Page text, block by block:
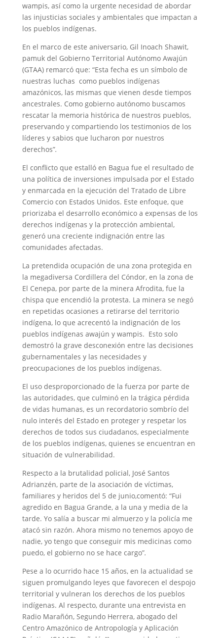
wampis, así como la urgente necesidad de abordar
las injusticias sociales y ambientales que impactan a
los pueblos indígenas.
En el marco de este aniversario, Gil Inoach Shawit,
pamuk del Gobierno Territorial Autónomo Awajún
(GTAA) remarcó que: “Esta fecha es un símbolo de
nuestras luchas como pueblos indígenas
amazónicos, las mismas que vienen desde tiempos
ancestrales. Como gobierno autónomo buscamos
rescatar la memoria histórica de nuestros pueblos,
preservando y compartiendo los testimonios de los
líderes y sabios que lucharon por nuestros
derechos”.
El conflicto que estalló en Bagua fue el resultado de
una política de inversiones impulsada por el Estado
y enmarcada en la ejecución del Tratado de Libre
Comercio con Estados Unidos. Este enfoque, que
priorizaba el desarrollo económico a expensas de los
derechos indígenas y la protección ambiental,
generó una creciente indignación entre las
comunidades afectadas.
La pretendida ocupación de una zona protegida en
la megadiversa Cordillera del Cóndor, en la zona de
El Cenepa, por parte de la minera Afrodita, fue la
chispa que encendió la protesta. La minera se negó
en repetidas ocasiones a retirarse del territorio
indígena, lo que acrecentó la indignación de los
pueblos indígenas awajún y wampis. Esto solo
demostró la grave desconexión entre las decisiones
gubernamentales y las necesidades y
preocupaciones de los pueblos indígenas.
El uso desproporcionado de la fuerza por parte de
las autoridades, que culminó en la trágica pérdida
de vidas humanas, es un recordatorio sombrío del
nulo interés del Estado en proteger y respetar los
derechos de todos sus ciudadanos, especialmente
de los pueblos indígenas, quienes se encuentran en
situación de vulnerabilidad.
Respecto a la brutalidad policial, José Santos
Adrianzén, parte de la asociación de víctimas,
familiares y heridos del 5 de junio,comentó: “Fui
agredido en Bagua Grande, a la una y media de la
tarde. Yo salía a buscar mi almuerzo y la policía me
atacó sin razón. Ahora mismo no tenemos apoyo de
nadie, yo tengo que conseguir mis medicinas como
puedo, el gobierno no se hace cargo”.
Pese a lo ocurrido hace 15 años, en la actualidad se
siguen promulgando leyes que favorecen el despojo
territorial y vulneran los derechos de los pueblos
indígenas. Al respecto, durante una entrevista en
Radio Marañón, Segundo Herrera, abogado del
Centro Amazónico de Antropología y Aplicación